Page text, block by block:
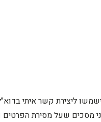
ליצירת קשר איתי
מסכים שעל מסירת